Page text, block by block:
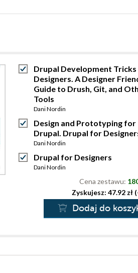
Drupal Development
Designers. A Designer
Guide to Drush, Git, and
Tools
Dani Nordin
Design and Prototyping for
Drupal. Drupal for
Dani Nordin
Drupal for Designers
Dani Nordin
Cena zestawu:
Zyskujesz: 47.92 zł
Dodaj do